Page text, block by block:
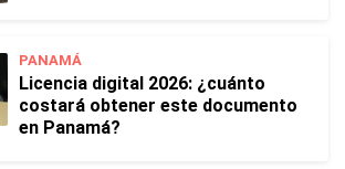
PANAMÁ
Licencia digital 2026: ¿cuánto
costará obtener este documento
en Panamá?